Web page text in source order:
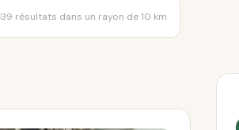
39 résultats dans un rayon de 10 km